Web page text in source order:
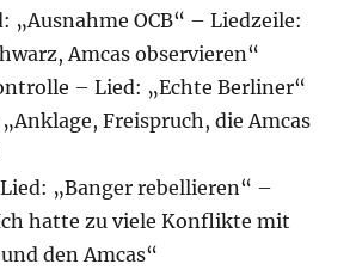
„Ausnahme OCB“ – Liedzeile:
Amcas observieren“
– Lied: „Echte Berliner“
Freispruch, die Amcas
„Banger rebellieren“ –
hatte zu viele Konflikte mit
den Amcas“